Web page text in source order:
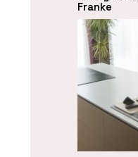
Franke